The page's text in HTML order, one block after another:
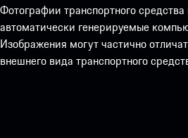
Фотографии транспортного
автоматически генерируемые
Изображения могут частично
внешнего вида транспортного